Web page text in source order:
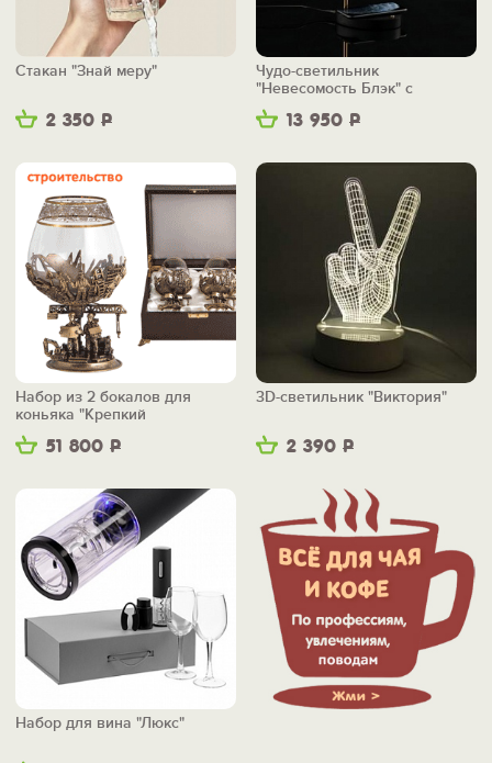
2 350 Р
Стакан "Знай меру"
13 950 Р
Чудо-светильник
"Невесомость Блэк" с
беспроводной зарядкой
51 800 Р
Набор из 2 бокалов для
коньяка "Крепкий
фундамент"
2 390 Р
3D-светильник "Виктория"
Набор для вина "Люкс"